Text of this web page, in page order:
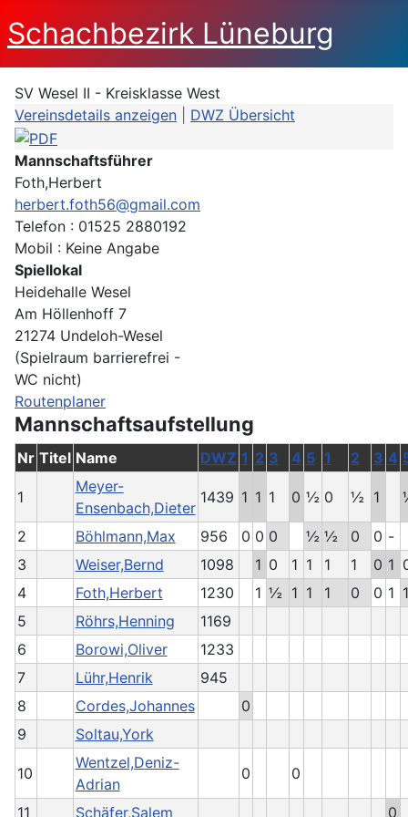
Schachbezirk Lüneburg
SV Wesel II - Kreisklasse West
Vereinsdetails anzeigen
DWZ Übersicht
Mannschaftsführer
Foth,Herbert
herbert.foth56@gmail.com
Telefon : 01525 2880192
Mobil : Keine Angabe
Spiellokal
Heidehalle Wesel
Am Höllenhoff 7
21274 Undeloh-Wesel
(Spielraum barrierefrei -
WC nicht)
Routenplaner
Mannschaftsaufstellung
Nr Titel Name DWZ 1 2 3 4 5 1 2 3 4
1
Meyer-
Ensenbach,Dieter
1439 1 1 1 0 ½ 0 ½ 1
2 Böhlmann,Max 956 0 0 0 ½ ½ 0 0 -
3
Weiser,Bernd 1098 1 0 1 1 1 1 0 1
4
Foth,Herbert 1230 1 ½ 1 1 1 0 0 1 1
5
Röhrs,Henning
1169
6
Borowi,Oliver
1233
7
Lühr,Henrik
945
8
Cordes,Johannes
0
9
Soltau,York
10
Wentzel,Deniz-
Adrian
0 0
11 Schäfer,Salem 0